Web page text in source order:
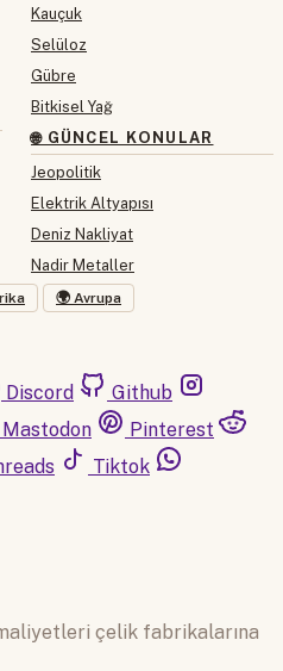
Kauçuk
Selüloz
Gübre
Bitkisel Yağ
🌐 GÜNCEL KONULAR
Jeopolitik
Elektrik Altyapısı
Deniz Nakliyat
Nadir Metaller
🌍 Avrupa
Discord
Github
Mastodon
Pinterest
Tiktok
çelik fabrikalarına